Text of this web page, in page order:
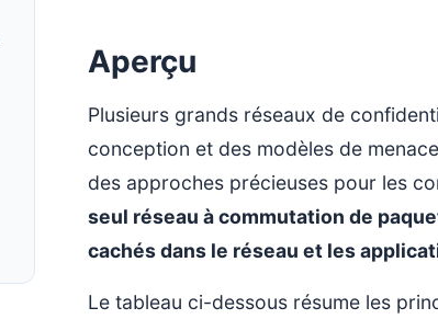
Aperçu
Plusieurs grands réseaux de
conception et des modèles de
des approches précieuses pour les
seul réseau à commutation de
cachés dans le réseau et les
Le tableau ci-dessous résume les